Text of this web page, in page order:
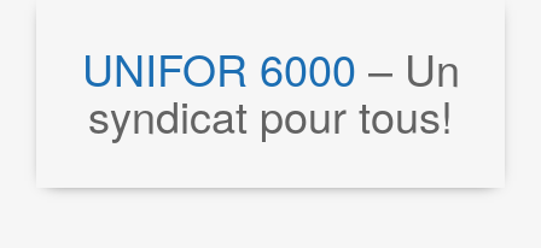
UNIFOR 6000 – Un
syndicat pour tous!